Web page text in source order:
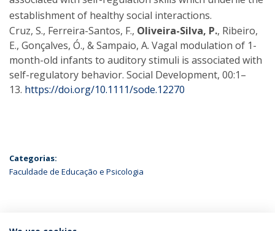
establishment of healthy social interactions.
Cruz, S., Ferreira-Santos, F., Oliveira-Silva, P., Ribeiro,
E., Gonçalves, Ó., & Sampaio, A. Vagal modulation of 1-
month-old infants to auditory stimuli is associated with
self-regulatory behavior. Social Development, 00:1–
13. https://doi.org/10.1111/sode.12270
Categorias:
Faculdade de Educação e Psicologia